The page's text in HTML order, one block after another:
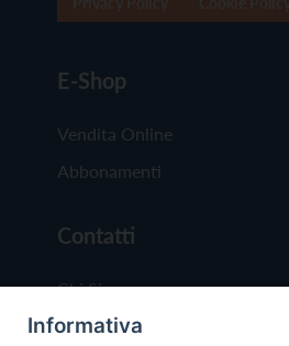
E-Shop
Vendita Online
Abbonamenti
Contatti
Chi Siamo
Redazione
Informativa